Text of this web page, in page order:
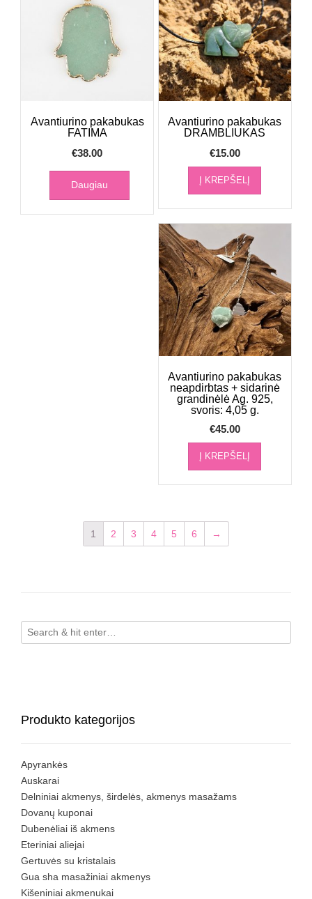
Avantiurino pakabukas
DRAMBLIUKAS
€15.00
Į KREPŠELĮ
Avantiurino pakabukas
FATIMA
€38.00
Daugiau
Avantiurino pakabukas
neapdirbtas + sidarinė
grandinėlė Ag. 925,
svoris: 4,05 g.
€45.00
Į KREPŠELĮ
1 2 3 4 5 6 →
Produkto kategorijos
Apyrankės
Auskarai
Delniniai akmenys, širdelės, akmenys masažams
Dovanų kuponai
Dubenėliai iš akmens
Eteriniai aliejai
Gertuvės su kristalais
Gua sha masažiniai akmenys
Kišeniniai akmenukai